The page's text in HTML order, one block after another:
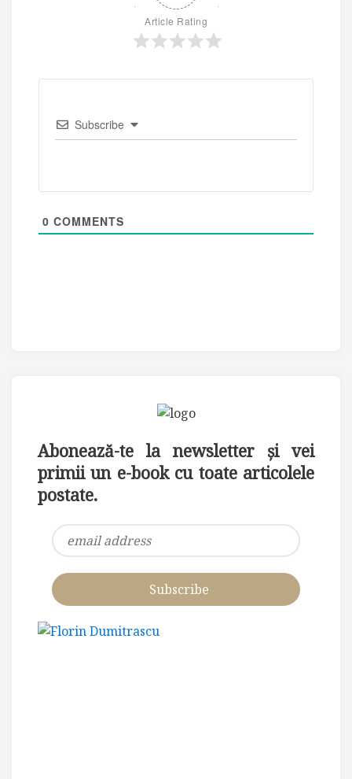
Article Rating
Subscribe
0 COMMENTS
Abonează-te la newsletter și vei
primii un e-book cu toate articolele
postate.